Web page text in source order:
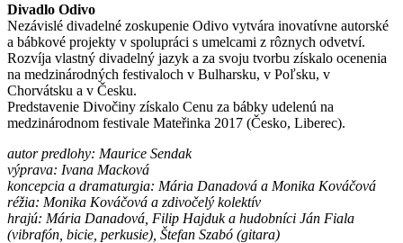
Divadlo Odivo
Nezávislé divadelné zoskupenie Odivo vytvára inovatívne autorské
a bábkové projekty v spolupráci s umelcami z rôznych odvetví.
Rozvíja vlastný divadelný jazyk a za svoju tvorbu získalo ocenenia
na medzinárodných festivaloch v Bulharsku, v Poľsku, v
Chorvátsku a v Česku.
Predstavenie Divočiny získalo Cenu za bábky udelenú na
medzinárodnom festivale Mateřinka 2017 (Česko, Liberec).
autor predlohy: Maurice Sendak
výprava: Ivana Macková
koncepcia a dramaturgia: Mária Danadová a Monika Kováčová
réžia: Monika Kováčová a zdivočelý kolektív
hrajú: Mária Danadová, Filip Hajduk a hudobníci Ján Fiala
(vibrafón, bicie, perkusie), Štefan Szabó (gitara)